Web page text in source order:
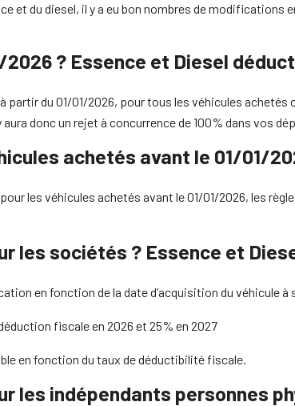
et du diesel, il y a eu bon nombres de modifications
? Essence et Diesel
partir du 01/01/2026, pour tous les véhicules
donc un rejet à concurrence de 100% dans vos
achetés avant le 01/01/
les véhicules achetés avant le 01/01/2026, les
les sociétés ? Essence et
en fonction de la date d’acquisition du véhicule
fiscale en 2026 et 25% en 2027
en fonction du taux de déductibilité fiscale.
les indépendants personnes